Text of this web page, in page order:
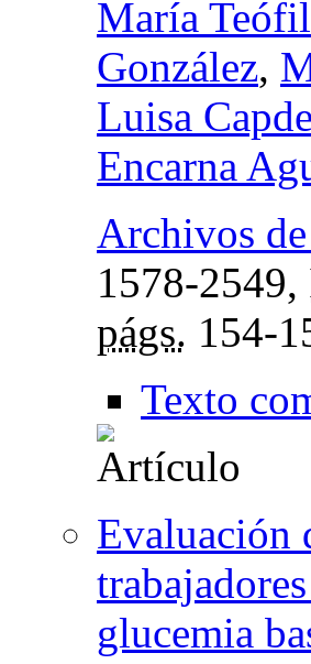
María
González,
Luisa
Encarna
Archivos
1578-2549,
págs. 154-
Texto
Evaluación
glucemia